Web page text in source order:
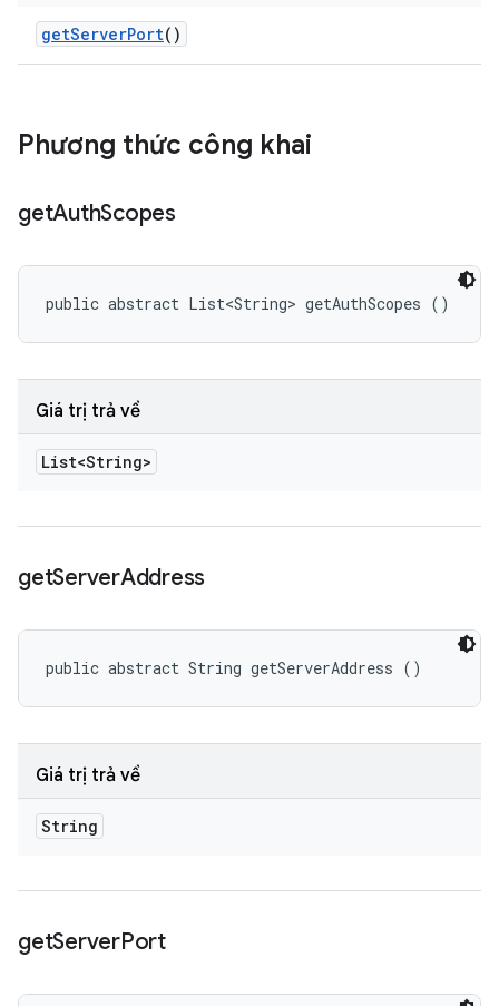
getServerPort()
Phương thức công khai
getAuthScopes
public abstract List<String> getAuthScopes ()
Giá trị trả về
List<String>
getServerAddress
public abstract String getServerAddress ()
Giá trị trả về
String
getServerPort